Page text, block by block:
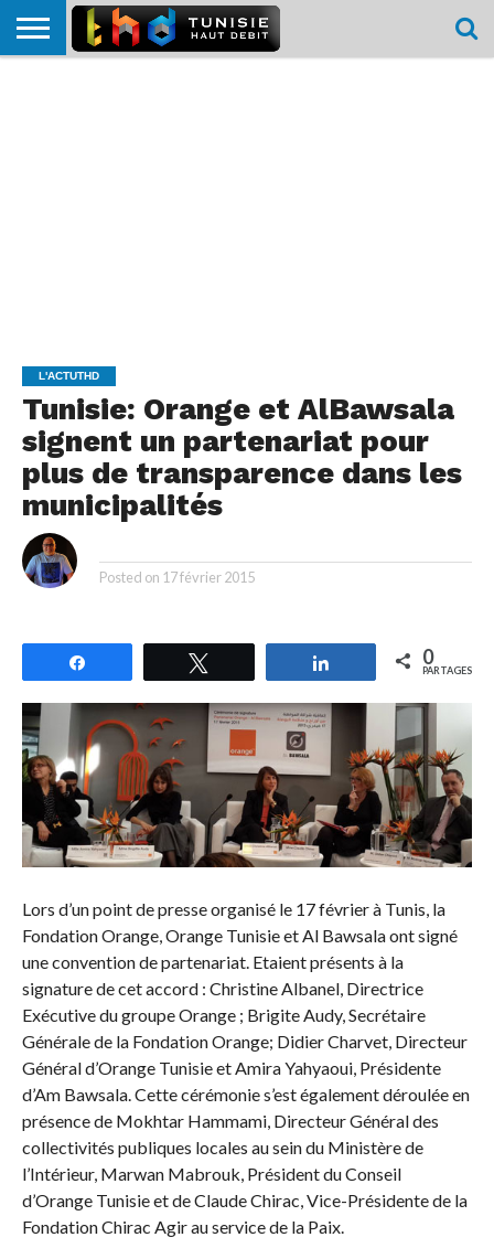
L'ACTUTHD
Tunisie: Orange et AlBawsala
signent un partenariat pour
plus de transparence dans les
municipalités
Posted on 17 février 2015
Partagez 0
PARTAGES
Lors d’un point de presse organisé le 17 février à Tunis, la
Fondation Orange, Orange Tunisie et Al Bawsala ont signé
une convention de partenariat. Etaient présents à la
signature de cet accord : Christine Albanel, Directrice
Exécutive du groupe Orange ; Brigite Audy, Secrétaire
Générale de la Fondation Orange; Didier Charvet, Directeur
Général d’Orange Tunisie et Amira Yahyaoui, Présidente
d’Am Bawsala. Cette cérémonie s’est également déroulée en
présence de Mokhtar Hammami, Directeur Général des
collectivités publiques locales au sein du Ministère de
l’Intérieur, Marwan Mabrouk, Président du Conseil
d’Orange Tunisie et de Claude Chirac, Vice-Présidente de la
Fondation Chirac Agir au service de la Paix.